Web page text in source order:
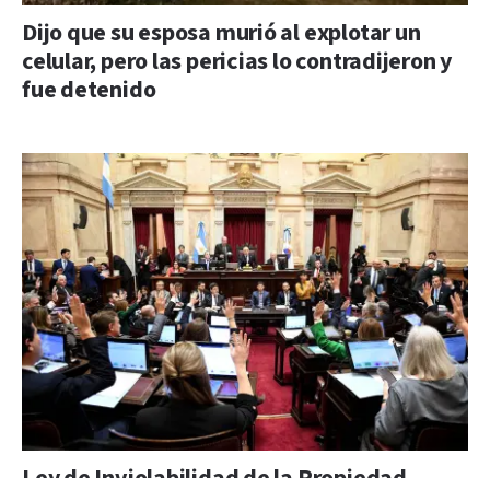
Dijo que su esposa murió al explotar un
celular, pero las pericias lo contradijeron y
fue detenido